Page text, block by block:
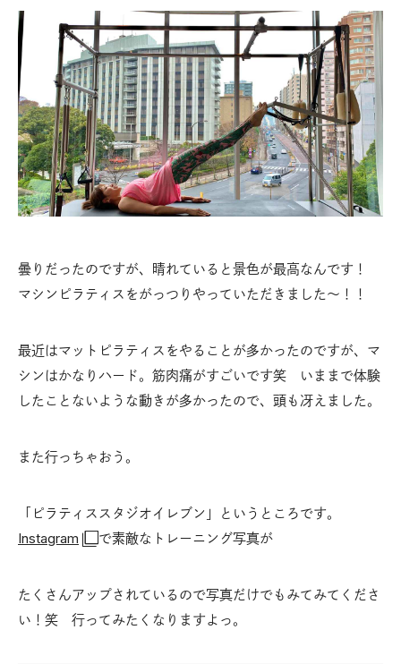
曇りだったのですが、晴れていると景色が最高なんです！
マシンピラティスをがっつりやっていただきました〜！！
最近はマットピラティスをやることが多かったのですが、マ
シンはかなりハード。筋肉痛がすごいです笑 いままで体験
したことないような動きが多かったので、頭も冴えました。
また行っちゃおう。
「ピラティススタジオイレブン」というところです。
Instagram
で素敵なトレーニング写真が
たくさんアップされているので写真だけでもみてみてくださ
い！笑 行ってみたくなりますよっ。